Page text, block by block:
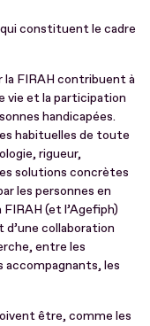
constituent le cadre
la FIRAH contribuent à
vie et la participation
handicapées.
habituelles de toute
rigueur,
solutions concrètes
les personnes en
(et l’Agefiph)
collaboration
entre les
accompagnants, les
être, comme les